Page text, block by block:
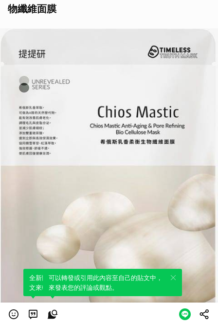
物纖維面膜
全新體驗！一鍵引用此內容，透過發布貼
文來輕鬆表達個人立場。
可以轉發或引用此內容至自己的貼文中，
來發表您的評論或觀點。